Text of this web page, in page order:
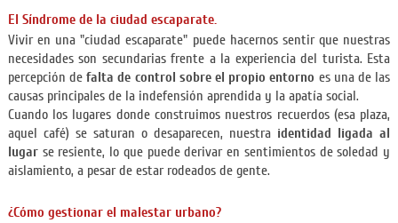
El Síndrome de la ciudad escaparate.
Vivir en una "ciudad escaparate" puede hacernos sentir que nuestras
necesidades son secundarias frente a la experiencia del turista. Esta
percepción defalta de control sobre el propio entorno es una de las
causas principales de la indefensión aprendida y la apatía social.
Cuando los lugares donde construimos nuestros recuerdos (esa plaza,
aquel café) se saturan o desaparecen, nuestra identidad ligada al
lugarse resiente, lo que puede derivar en sentimientos de soledad y
aislamiento, a pesar de estar rodeados de gente.
¿Cómo gestionar el malestar urbano?